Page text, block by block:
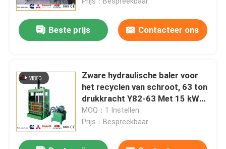
Beste prijs Contacteer ons
Zware hydraulische baler voor
het recyclen van schroot, 63 ton
drukkracht Y82-63 Met 15 kW
vermogen
MOQ：1 Instellen
Prijs：Bespreekbaar